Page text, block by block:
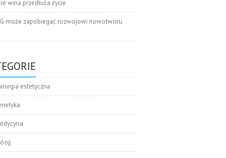
wina przedłuża życie
może zapobiegać rozwojowi nowotworu
estetyczna